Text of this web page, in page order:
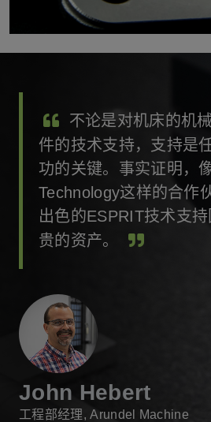
不论是对机床的机
件的技术支持，支持是
功的关键。事实证明，
Technology这样的合作
出色的ESPRIT技术支
贵的资产。
John Hebert
工程部经理, Arundel Machine